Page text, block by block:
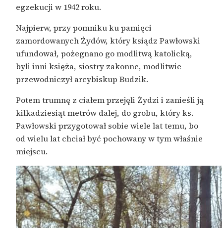
egzekucji w 1942 roku.
Najpierw, przy pomniku ku pamięci
zamordowanych Żydów, który ksiądz Pawłowski
ufundował, pożegnano go modlitwą katolicką,
byli inni księża, siostry zakonne, modlitwie
przewodniczył arcybiskup Budzik.
Potem trumnę z ciałem przejęli Żydzi i zanieśli ją
kilkadziesiąt metrów dalej, do grobu, który ks.
Pawłowski przygotował sobie wiele lat temu, bo
od wielu lat chciał być pochowany w tym właśnie
miejscu.